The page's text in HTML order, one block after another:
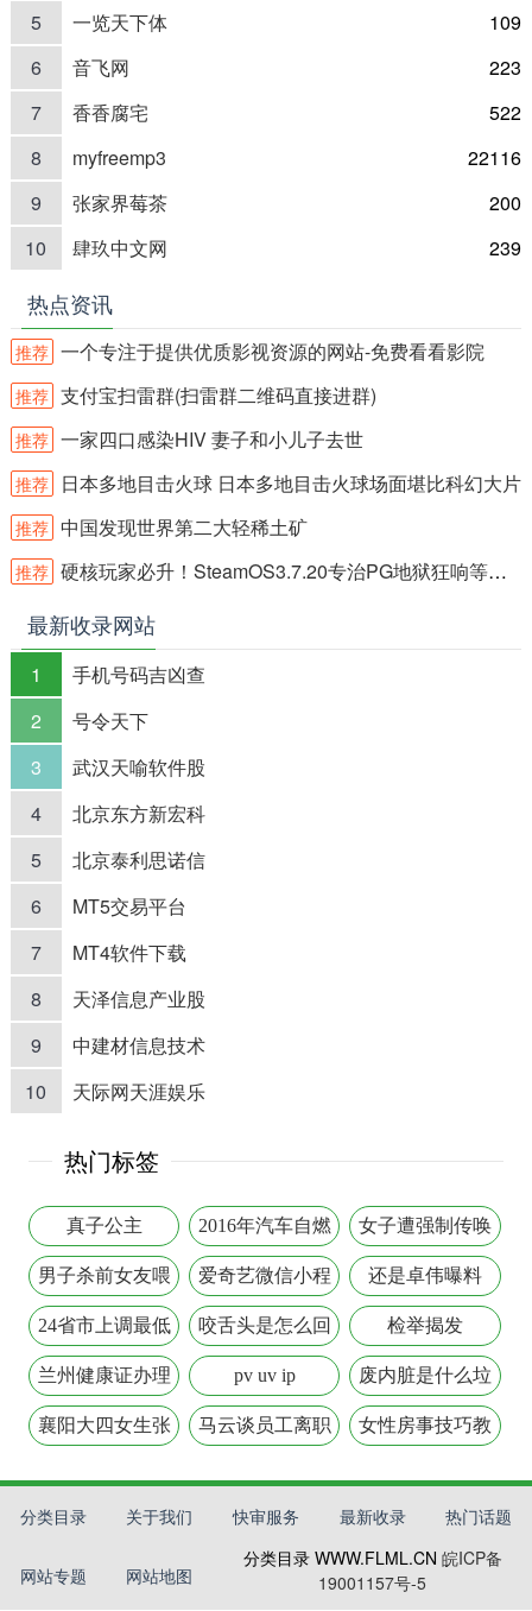
5
一览天下体
109
6
音飞网
223
7
香香腐宅
522
8
myfreemp3
22116
9
张家界莓茶
200
10
肆玖中文网 239
热点资讯
推荐 一个专注于提供优质影视资源的网站-免费看看影院
推荐 支付宝扫雷群(扫雷群二维码直接进群)
推荐 一家四口感染HIV 妻子和小儿子去世
推荐 日本多地目击火球 日本多地目击火球场面堪比科幻大片
推荐 中国发现世界第二大轻稀土矿
推荐 硬核玩家必升！SteamOS3.7.20专治PG地狱狂响等高需求游戏掉帧
最新收录网站
1
手机号码吉凶查
2
号令天下
3
武汉天喻软件股
4
北京东方新宏科
5
北京泰利思诺信
6
MT5交易平台
7
MT4软件下载
8
天泽信息产业股
9
中建材信息技术
10
天际网天涯娱乐
热门标签
真子公主
2016年汽车自燃
排行榜
女子遭强制传唤
视频
男子杀前女友喂
藏獒
爱奇艺微信小程
序
还是卓伟曝料
24省市上调最低
工资
咬舌头是怎么回
事
检举揭发
兰州健康证办理
流程
pv uv ip
废内脏是什么垃
圾
襄阳大四女生张
马云谈员工离职
女性房事技巧教
分类目录 关于我们 快审服务 最新收录 热门话题
网站专题 网站地图
分类目录 WWW.FLML.CN 皖ICP备
19001157号-5